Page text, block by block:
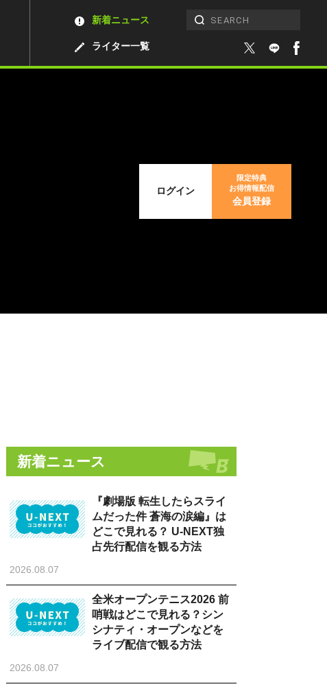
ライター一覧
新着ニュース
ログイン
限定特典
お得情報配信
会員登録
新着ニュース
『劇場版 転生したらスライ
ムだった件 蒼海の涙編』は
どこで見れる？ U-NEXT独
占先行配信を観る方法
2026.08.07
全米オープンテニス2026 前
哨戦はどこで見れる？シン
シナティ・オープンなどを
ライブ配信で観る方法
2026.08.07